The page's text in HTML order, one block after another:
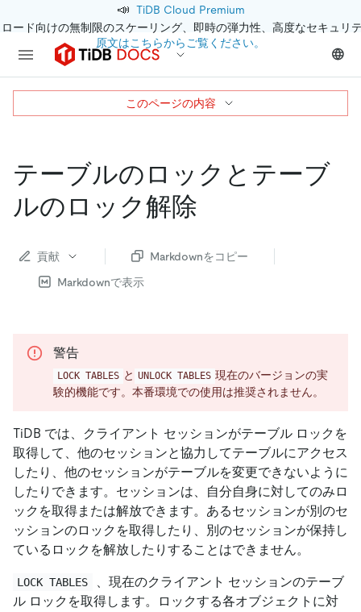
📣 TiDB Cloud Premium
ード向けの無制限のスケーリング、即時の弾力性、高度なセキュリ
原文はこちらからご覧ください。
テーブルのロックとテーブ
ルのロック解除
貢献
Markdownをコピー
Markdownで表示
警告
LOCK TABLES と UNLOCK TABLES 現在のバージョンの実
験的機能です。本番環境での使用は推奨されません。
TiDB では、クライアント セッションがテーブル ロックを
取得して、他のセッションと協力してテーブルにアクセス
したり、他のセッションがテーブルを変更できないように
したりできます。セッションは、自分自身に対してのみロ
ックを取得または解放できます。あるセッションが別のセ
ッションのロックを取得したり、別のセッションが保持し
ているロックを解放したりすることはできません。
LOCK TABLES
、現在のクライアント セッションのテーブ
ル ロックを取得します。ロックする各オブジェクトに対
このページの内容